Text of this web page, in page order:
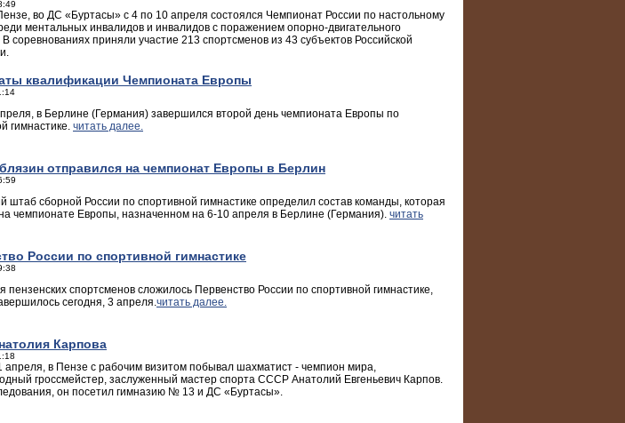
во ДС «Буртасы» с 4 по 10 апреля состоялся Чемпионат России по настольному
ментальных инвалидов и инвалидов с поражением опорно-двигательного
соревнованиях приняли участие 213 спортсменов из 43 субъектов Российской
квалификации Чемпионата Европы
в Берлине (Германия) завершился второй день чемпионата Европы по
гимнастике. читать далее.
отправился на чемпионат Европы в Берлин
штаб сборной России по спортивной гимнастике определил состав команды, которая
чемпионате Европы, назначенном на 6-10 апреля в Берлине (Германия). читать
России по спортивной гимнастике
пензенских спортсменов сложилось Первенство России по спортивной гимнастике,
сегодня, 3 апреля.читать далее.
Карпова
апреля, в Пензе с рабочим визитом побывал шахматист - чемпион мира,
гроссмейстер, заслуженный мастер спорта СССР Анатолий Евгеньевич Карпов.
он посетил гимназию № 13 и ДС «Буртасы».